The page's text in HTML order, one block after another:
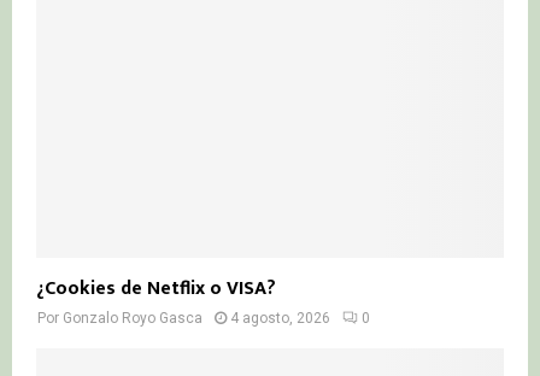
¿Cookies de Netflix o VISA?
Por Gonzalo Royo Gasca 4 agosto, 2026 0